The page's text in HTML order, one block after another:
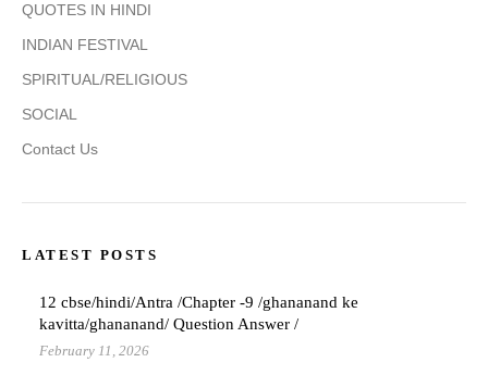
QUOTES IN HINDI
INDIAN FESTIVAL
SPIRITUAL/RELIGIOUS
SOCIAL
Contact Us
LATEST POSTS
12 cbse/hindi/Antra /Chapter -9 /ghananand ke
kavitta/ghananand/ Question Answer /
February 11, 2026